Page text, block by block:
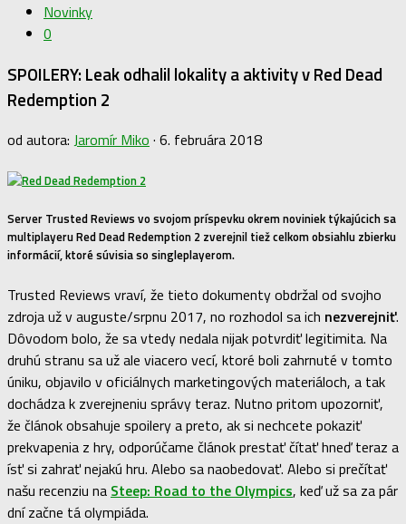
Novinky
0
SPOILERY: Leak odhalil lokality a aktivity v Red Dead
Redemption 2
od autora: Jaromír Miko · 6. februára 2018
Server Trusted Reviews vo svojom príspevku okrem noviniek týkajúcich sa
multiplayeru Red Dead Redemption 2 zverejnil tiež celkom obsiahlu zbierku
informácií, ktoré súvisia so singleplayerom.
Trusted Reviews vraví, že tieto dokumenty obdržal od svojho
zdroja už v auguste/srpnu 2017, no rozhodol sa ich nezverejniť.
Dôvodom bolo, že sa vtedy nedala nijak potvrdiť legitimita. Na
druhú stranu sa už ale viacero vecí, ktoré boli zahrnuté v tomto
úniku, objavilo v oficiálnych marketingových materiáloch, a tak
dochádza k zverejneniu správy teraz. Nutno pritom upozorniť,
že článok obsahuje spoilery a preto, ak si nechcete pokaziť
prekvapenia z hry, odporúčame článok prestať čítať hneď teraz a
ísť si zahrať nejakú hru. Alebo sa naobedovať. Alebo si prečítať
našu recenziu na Steep: Road to the Olympics, keď už sa za pár
dní začne tá olympiáda.